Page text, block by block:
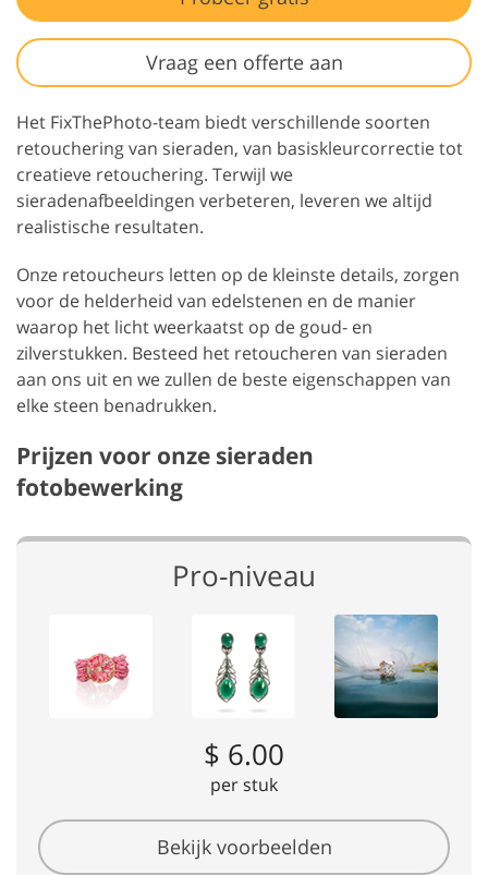
Vraag een offerte aan
Het FixThePhoto-team biedt verschillende soorten
retouchering van sieraden, van basiskleurcorrectie tot
creatieve retouchering. Terwijl we
sieradenafbeeldingen verbeteren, leveren we altijd
realistische resultaten.
Onze retoucheurs letten op de kleinste details, zorgen
voor de helderheid van edelstenen en de manier
waarop het licht weerkaatst op de goud- en
zilverstukken. Besteed het retoucheren van sieraden
aan ons uit en we zullen de beste eigenschappen van
elke steen benadrukken.
Prijzen voor onze sieraden
fotobewerking
Pro-niveau
$ 6.00
per stuk
Bekijk voorbeelden